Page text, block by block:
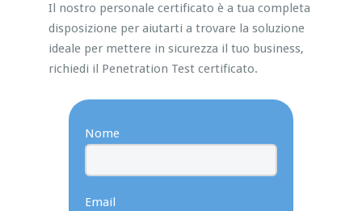
Il nostro personale certificato è a tua completa
disposizione per aiutarti a trovare la soluzione
ideale per mettere in sicurezza il tuo business,
richiedi il Penetration Test certificato.
Nome
Email